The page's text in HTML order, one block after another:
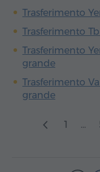
Trasferimento
Trasferimento
Trasferimento
grande
Trasferimento
grande
1 ...